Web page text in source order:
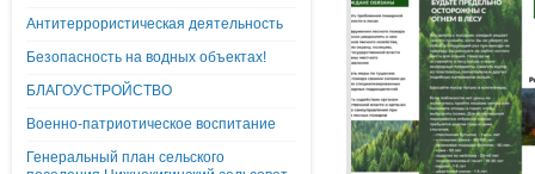
Антитеррористическая деятельность
Безопасность на водных объектах!
БЛАГОУСТРОЙСТВО
Военно-патриотическое воспитание
Генеральный план сельского